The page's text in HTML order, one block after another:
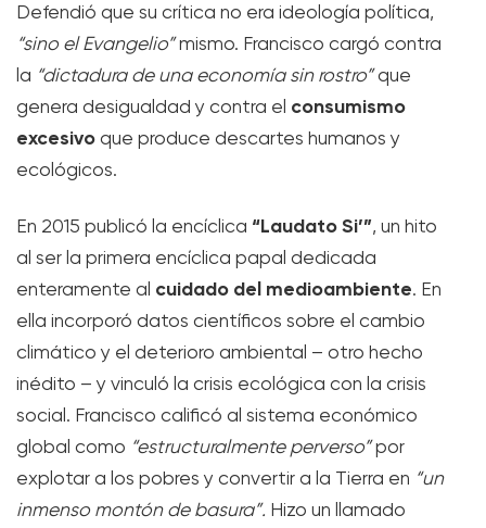
Defendió que su crítica no era ideología política,
“sino el Evangelio”mismo. Francisco cargó contra
la “dictadura de una economía sin rostro”que
genera desigualdad y contra el consumismo
excesivo que produce descartes humanos y
ecológicos.
En 2015 publicó la encíclica “Laudato Si’”, un hito
al ser la primera encíclica papal dedicada
enteramente al cuidado del medioambiente. En
ella incorporó datos científicos sobre el cambio
climático y el deterioro ambiental – otro hecho
inédito – y vinculó la crisis ecológica con la crisis
social. Francisco calificó al sistema económico
global como “estructuralmente perverso”por
explotar a los pobres y convertir a la Tierra en “un
inmenso montón de basura”. Hizo un llamado